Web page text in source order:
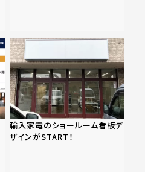
輸入家電のショールーム看板デ
ザインがSTART！